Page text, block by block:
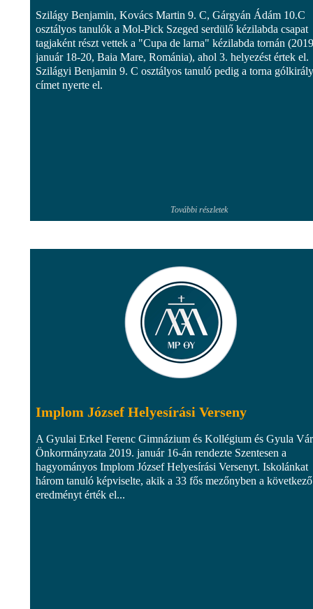
Szilágy Benjamin, Kovács Martin 9. C, Gárgyán Ádám 10.C
osztályos tanulók a Mol-Pick Szeged serdülő kézilabda csapat
tagjaként részt vettek a "Cupa de larna" kézilabda tornán
január 18-20, Baia Mare, Románia), ahol 3. helyezést értek el.
Szilágyi Benjamin 9. C osztályos tanuló pedig a torna
címet nyerte el.
További részletek
Implom József Helyesírási Verseny
A Gyulai Erkel Ferenc Gimnázium és Kollégium és Gyula
Önkormányzata 2019. január 16-án rendezte Szentesen a
hagyományos Implom József Helyesírási Versenyt. Iskolánkat
három tanuló képviselte, akik a 33 fős mezőnyben a következő
eredményt érték el...